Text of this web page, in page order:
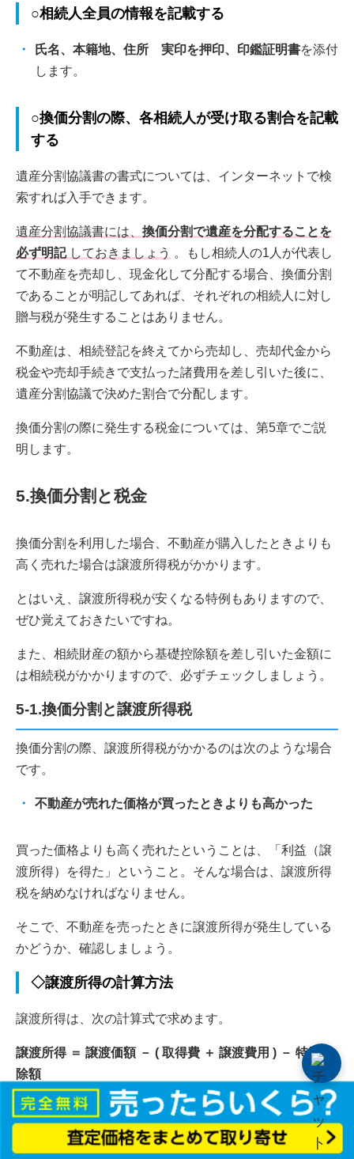
○相続人全員の情報を記載する
氏名、本籍地、住所 実印を押印、印鑑証明書を添付
します。
○換価分割の際、各相続人が受け取る割合を記載
する
遺産分割協議書の書式については、インターネットで検
索すれば入手できます。
遺産分割協議書には、 換価分割で遺産を分配することを
必ず明記しておきましょう 。もし相続人の1人が代表し
て不動産を売却し、現金化して分配する場合、換価分割
であることが明記してあれば、それぞれの相続人に対し
贈与税が発生することはありません。
不動産は、相続登記を終えてから売却し、売却代金から
税金や売却手続きで支払った諸費用を差し引いた後に、
遺産分割協議で決めた割合で分配します。
換価分割の際に発生する税金については、第5章でご説
明します。
5.換価分割と税金
換価分割を利用した場合、不動産が購入したときよりも
高く売れた場合は譲渡所得税がかかります。
とはいえ、譲渡所得税が安くなる特例もありますので、
ぜひ覚えておきたいですね。
また、相続財産の額から基礎控除額を差し引いた金額に
は相続税がかかりますので、必ずチェックしましょう。
5-1.換価分割と譲渡所得税
換価分割の際、譲渡所得税がかかるのは次のような場合
です。
不動産が売れた価格が買ったときよりも高かった
買った価格よりも高く売れたということは、「利益（譲
渡所得）を得た」ということ。そんな場合は、譲渡所得
税を納めなければなりません。
そこで、不動産を売ったときに譲渡所得が発生している
かどうか、確認しましょう。
◇譲渡所得の計算方法
譲渡所得は、次の計算式で求めます。
譲渡所得 ＝ 譲渡価額 － ( 取得費 ＋ 譲渡費用 ) － 特別控
除額
譲渡価額：不動産が売れた価格
取得費：不動産を買ったときの価格から、所有期間中の